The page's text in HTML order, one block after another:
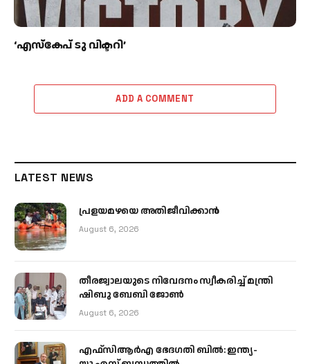
‘എസ്കേപ് ടു വിക്ടറി’
ADD A COMMENT
LATEST NEWS
പ്രളയമഴയെ അതിജീവിക്കാന്‍
August 6, 2026
തീരജ്വാലയുടെ നിവേദനം സ്വീകരിച്ച് മന്ത്രി
ഷിബു ബേബി ജോൺ
August 6, 2026
എഫ്‌സിആർഎ ഭേദഗതി ബിൽ: ഇന്ത്യ-